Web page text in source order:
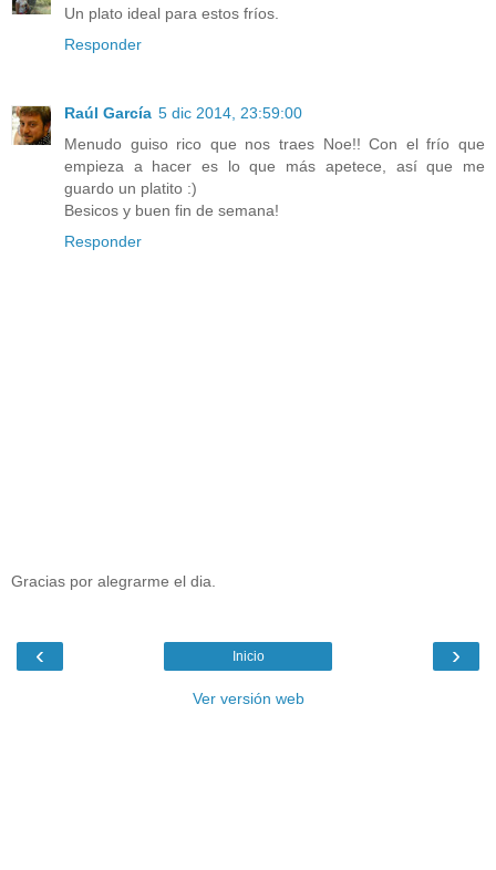
Un plato ideal para estos fríos.
Responder
Raúl García 5 dic 2014, 23:59:00
Menudo guiso rico que nos traes Noe!! Con el frío que
empieza a hacer es lo que más apetece, así que me
guardo un platito :)
Besicos y buen fin de semana!
Responder
Gracias por alegrarme el dia.
‹ ›
Inicio
Ver versión web